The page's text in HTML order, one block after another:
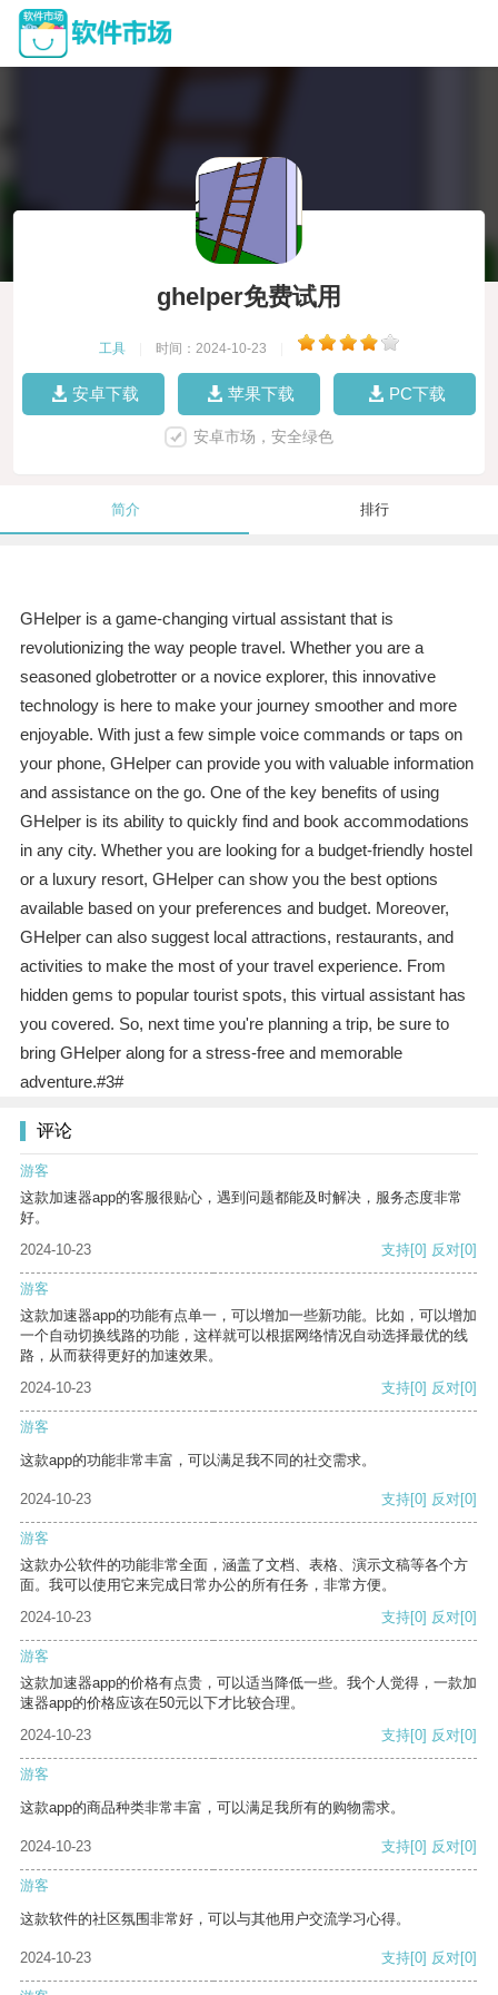
ghelper免费试用
工具 时间：2024-10-23
安卓下载 苹果下载 PC下载
安卓市场，安全绿色
简介 排行
GHelper is a game-changing virtual assistant that is
revolutionizing the way people travel. Whether you are a
seasoned globetrotter or a novice explorer, this innovative
technology is here to make your journey smoother and more
enjoyable. With just a few simple voice commands or taps on
your phone, GHelper can provide you with valuable information
and assistance on the go. One of the key benefits of using
GHelper is its ability to quickly find and book accommodations
in any city. Whether you are looking for a budget-friendly hostel
or a luxury resort, GHelper can show you the best options
available based on your preferences and budget. Moreover,
GHelper can also suggest local attractions, restaurants, and
activities to make the most of your travel experience. From
hidden gems to popular tourist spots, this virtual assistant has
you covered. So, next time you're planning a trip, be sure to
bring GHelper along for a stress-free and memorable
adventure.#3#
评论
游客
这款加速器app的客服很贴心，遇到问题都能及时解决，服务态度非常
好。
2024-10-23
支持[0] 反对[0]
游客
这款加速器app的功能有点单一，可以增加一些新功能。比如，可以增加
一个自动切换线路的功能，这样就可以根据网络情况自动选择最优的线
路，从而获得更好的加速效果。
2024-10-23
支持[0] 反对[0]
游客
这款app的功能非常丰富，可以满足我不同的社交需求。
2024-10-23 支持[0] 反对[0]
游客
这款办公软件的功能非常全面，涵盖了文档、表格、演示文稿等各个方
面。我可以使用它来完成日常办公的所有任务，非常方便。
2024-10-23
支持[0] 反对[0]
游客
这款加速器app的价格有点贵，可以适当降低一些。我个人觉得，一款加
速器app的价格应该在50元以下才比较合理。
2024-10-23
支持[0] 反对[0]
游客
这款app的商品种类非常丰富，可以满足我所有的购物需求。
2024-10-23 支持[0] 反对[0]
游客
这款软件的社区氛围非常好，可以与其他用户交流学习心得。
2024-10-23 支持[0] 反对[0]